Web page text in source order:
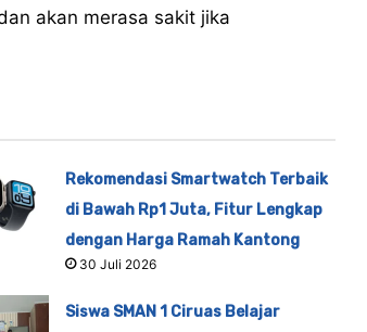
akan merasa sakit jika
Rekomendasi Smartwatch Terbaik
di Bawah Rp1 Juta, Fitur Lengkap
dengan Harga Ramah Kantong
30 Juli 2026
Siswa SMAN 1 Ciruas Belajar